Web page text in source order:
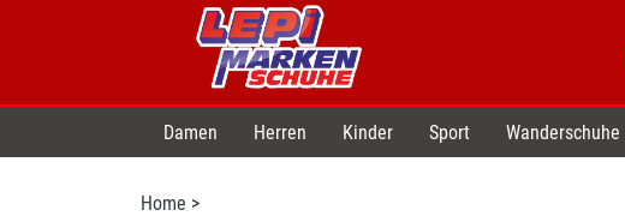
Damen Herren Kinder Sport Wanderschuhe
Home >